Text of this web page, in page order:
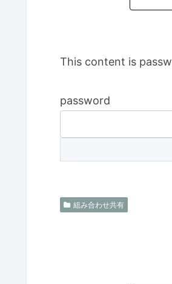
This content is
password
組み合わせ共有